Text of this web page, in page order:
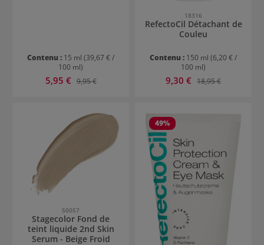
Contenu : 15 ml (39,67 € /
100 ml)
Prix de vente :
5,95 € Prix régulier :
9,95 €
18316
RefectoCil Détachant de
Couleu
Contenu : 150 ml (6,20 € /
100 ml)
Prix de vente :
9,30 € Prix régulier :
18,95 €
50057
Stagecolor Fond de
teint liquide 2nd Skin
Serum - Beige Froid
49%